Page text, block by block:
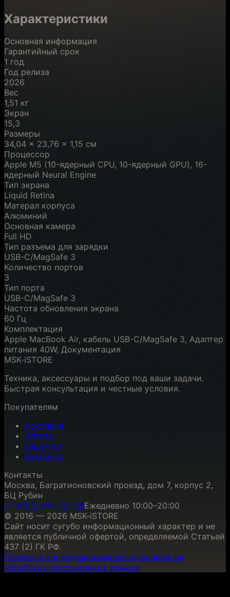
Характеристики
Основная информация
Гарантийный срок
1 год
Год релиза
2026
Вес
1,51 кг
Экран
15,3
Размеры
34,04 x 23,76 x 1,15 см
Процессор
Apple M5 (10-ядерный CPU, 10-ядерный GPU), 16-
ядерный Neural Engine
Тип экрана
Liquid Retina
Матерал корпуса
Алюминий
Основная камера
Full HD
Тип разъема для зарядки
USB-C/MagSafe 3
Количество портов
3
Тип порта
USB-C/MagSafe 3
Частота обновления экрана
60 Гц
Комплектация
Apple MacBook Air, кабель USB-C/MagSafe 3, Адаптер
питания 40W, Документация
MSK-iSTORE
Техника, аксессуары и подбор под ваши задачи.
Быстрая консультация и честные условия.
Покупателям
Доставка
Оплата
Гарантия
Контакты
Контакты
Москва, Багратионовский проезд, дом 7, корпус 2,
БЦ Рубин
+7 (495) 844-88-88Ежедневно 10:00–20:00
© 2016 — 2026 MSK-iSTORE
Сайт носит сугубо информационный характер и не
является публичной офертой, определяемой Статьей
437 (2) ГК РФ.
Политика конфиденциальностиСогласие на
обработку персональных данных